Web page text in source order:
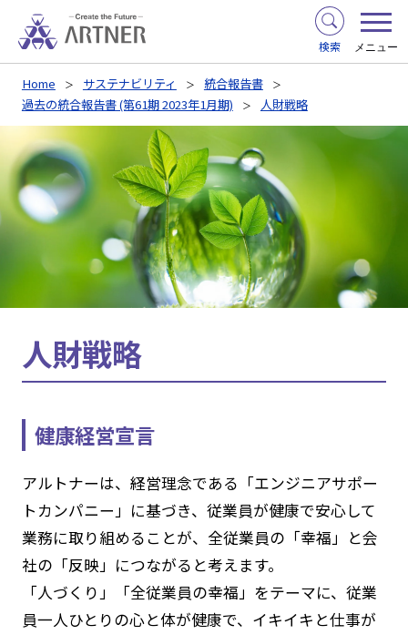
検索 メニュー
Home サステナビリティ
統合報告書
過去の統合報告書 (第61期 2023年1月期)
人財戦略
人財戦略
健康経営宣言
アルトナーは、経営理念である「エンジニアサポー
トカンパニー」に基づき、従業員が健康で安心して
業務に取り組めることが、全従業員の「幸福」と会
社の「反映」につながると考えます。
「人づくり」「全従業員の幸福」をテーマに、従業
員一人ひとりの心と体が健康で、イキイキと仕事が